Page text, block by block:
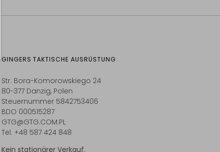
GINGERS TAKTISCHE AUSRÜSTUNG
Str. Bora-Komorowskiego 24
80-377 Danzig, Polen
Steuernummer 5842753406
BDO 000515287
GTG@GTG.COM.PL
Tel. +48 587 424 848
Kein stationärer Verkauf.